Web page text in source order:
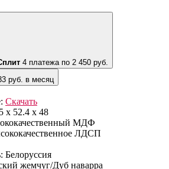
4 платежа по 2 450 руб.
руб. в месяц
Скачать
х 52.4 х 48
МДФ
ЛДСП
Белоруссия
жемчуг/Дуб наварра